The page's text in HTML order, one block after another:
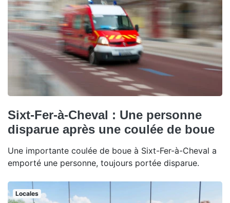
Sixt-Fer-à-Cheval : Une personne
disparue après une coulée de boue
Une importante coulée de boue à Sixt-Fer-à-Cheval a
emporté une personne, toujours portée disparue.
Locales